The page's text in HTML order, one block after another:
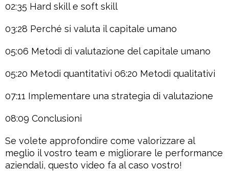
02:35 Hard skill e soft skill
03:28 Perché si valuta il capitale umano
05:06 Metodi di valutazione del capitale umano
05:20 Metodi quantitativi 06:20 Metodi qualitativi
07:11 Implementare una strategia di valutazione
08:09 Conclusioni
Se volete approfondire come valorizzare al
meglio il vostro team e migliorare le performance
aziendali, questo video fa al caso vostro!